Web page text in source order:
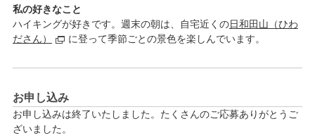
私の好きなこと
ハイキングが好きです。週末の朝は、自宅近くの日和田山（ひわ
ださん）
に登って季節ごとの景色を楽しんでいます。
お申し込み
お申し込みは終了いたしました。たくさんのご応募ありがとうご
ざいました。